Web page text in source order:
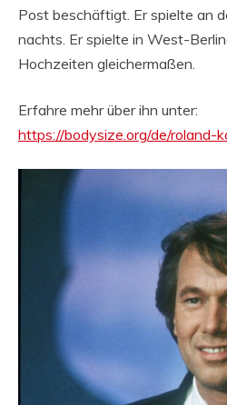
Post beschäftigt. Er spielte an
nachts. Er spielte in West-
Hochzeiten gleichermaßen.
Erfahre mehr über ihn unter:
https://bodysize.org/de/roland-